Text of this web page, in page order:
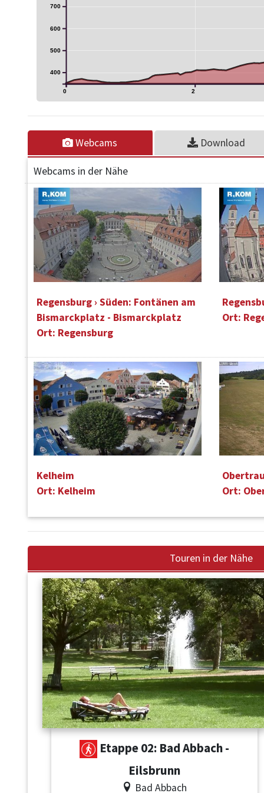
0 2
400
500
600
700
Webcams Download
Webcams in der Nähe
Regensburg › Süden: Fontänen am
Bismarckplatz - Bismarckplatz
Ort: Regensburg
Ort:
Kelheim
Ort: Kelheim
Ort:
Touren in der Nähe
Etappe 02: Bad Abbach -
Eilsbrunn
Bad Abbach